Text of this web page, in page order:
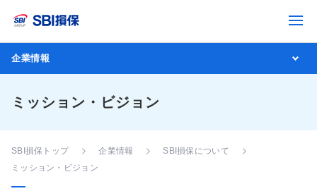
企業情報
ミッション・ビジョン
SBI損保トップ 企業情報
SBI損保について
ミッション・ビジョン